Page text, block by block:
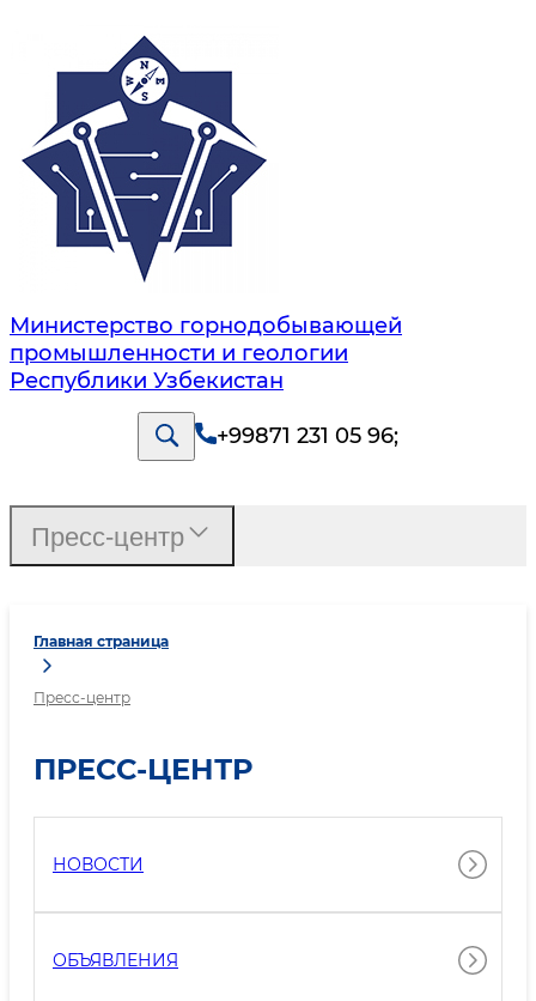
Министерство горнодобывающей
промышленности и геологии
Республики Узбекистан
+99871 231 05 96;
Главная страница
Пресс-центр
ПРЕСС-ЦЕНТР
НОВОСТИ
ОБЪЯВЛЕНИЯ
Пресс-центр